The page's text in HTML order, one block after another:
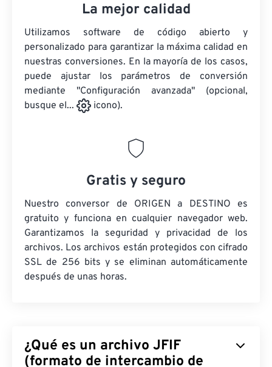
La mejor calidad
Utilizamos software de código abierto y
personalizado para garantizar la máxima calidad en
nuestras conversiones. En la mayoría de los casos,
puede ajustar los parámetros de conversión
mediante "Configuración avanzada" (opcional,
busque el...
icono).
Gratis y seguro
Nuestro conversor de ORIGEN a DESTINO es
gratuito y funciona en cualquier navegador web.
Garantizamos la seguridad y privacidad de los
archivos. Los archivos están protegidos con cifrado
SSL de 256 bits y se eliminan automáticamente
después de unas horas.
¿Qué es un archivo JFIF
(formato de intercambio de